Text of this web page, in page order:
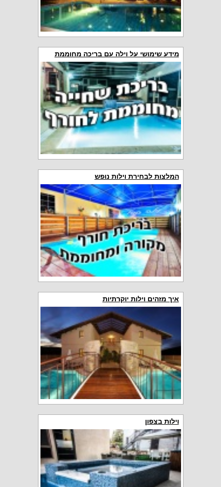
מידע שימושי על וילה עם בריכה מחוממת
המלצות לבחירת וילות נופש
איך מזהים וילות יוקרתיות
וילות בצפון